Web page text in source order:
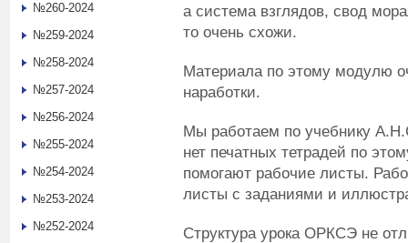
а система взглядов, свод
то очень схожи.
Материала по этому модулю
наработки.
Мы работаем по учебнику
нет печатных тетрадей по
помогают рабочие листы.
листы с заданиями и
Структура урока ОРКСЭ не
№260-2024
№259-2024
№258-2024
№257-2024
№256-2024
№255-2024
№254-2024
№253-2024
№252-2024